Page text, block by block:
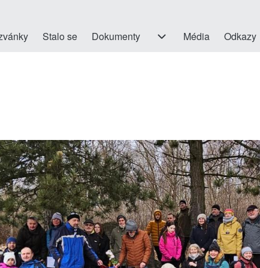
Stalo se Dokumenty
Dokumenty sub-navigation
Média Odkazy